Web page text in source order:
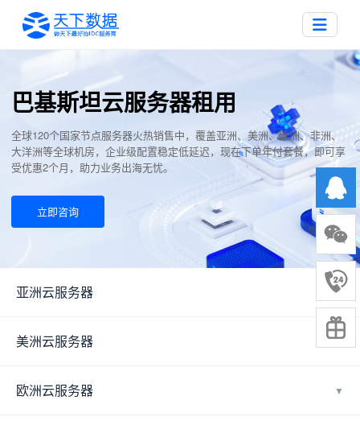
巴基斯坦云服务器租用
全球120个国家节点服务器火热销售中，覆盖亚洲、美洲、欧洲、非洲、
大洋洲等全球机房，企业级配置稳定低延迟，现在下单年付套餐，即可享
受优惠2个月，助力业务出海无忧。
立即咨询
亚洲云服务器 ▼
美洲云服务器 ▼
欧洲云服务器 ▼